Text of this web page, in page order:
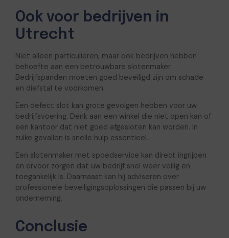
Ook voor bedrijven in
Utrecht
Niet alleen particulieren, maar ook bedrijven hebben
behoefte aan een betrouwbare slotenmaker.
Bedrijfspanden moeten goed beveiligd zijn om schade
en diefstal te voorkomen.
Een defect slot kan grote gevolgen hebben voor uw
bedrijfsvoering. Denk aan een winkel die niet open kan of
een kantoor dat niet goed afgesloten kan worden. In
zulke gevallen is snelle hulp essentieel.
Een slotenmaker met spoedservice kan direct ingrijpen
en ervoor zorgen dat uw bedrijf snel weer veilig en
toegankelijk is. Daarnaast kan hij adviseren over
professionele beveiligingsoplossingen die passen bij uw
onderneming.
Conclusie